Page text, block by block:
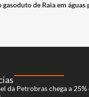
de Raia em águas
da Petrobras chega a